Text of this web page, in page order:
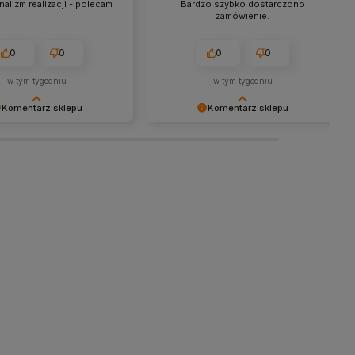
Komentarz sklepu
Dziękujemy raz
realizacji - polecam
0 0
w tym tygodniu
Komentarz sklepu
Bardzo szybko dostarczono
zamówienie.
0 0
w tym tygodniu